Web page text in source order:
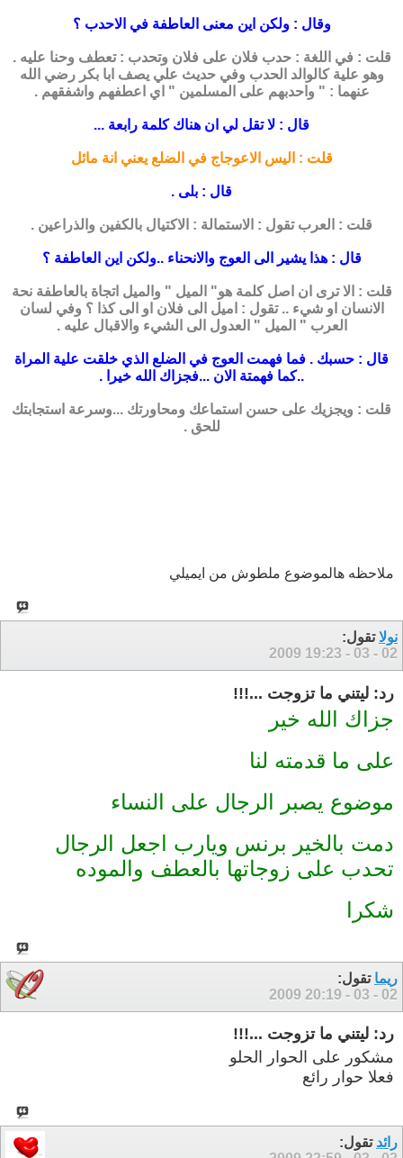
وقال : ولكن اين معنى العاطفة في الاحدب ؟
قلت : في اللغة : حدب فلان على فلان وتحدب : تعطف وحنا عليه .
وهو علية كالوالد الحدب وفي حديث علي يصف ابا بكر رضي الله
عنهما : " واحدبهم على المسلمين " اي اعطفهم واشفقهم .
قال : لا تقل لي ان هناك كلمة رابعة ...
قلت : اليس الاعوجاج في الضلع يعني انة مائل
قال : بلى .
قلت : العرب تقول : الاستمالة : الاكتيال بالكفين والذراعين .
قال : هذا يشير الى العوج والانحناء ..ولكن اين العاطفة ؟
قلت : الا ترى ان اصل كلمة هو" الميل " والميل اتجاة بالعاطفة نحة
الانسان او شيء .. تقول : اميل الى فلان او الى كذا ؟ وفي لسان
العرب " الميل " العدول الى الشيء والاقبال عليه .
قال : حسبك . فما فهمت العوج في الضلع الذي خلقت علية المراة
..كما فهمتة الان ...فجزاك الله خيرا .
قلت : ويجزيك على حسن استماعك ومحاورتك ...وسرعة استجابتك
للحق .
ملاحظه هالموضوع ملطوش من ايميلي
نولاتقول:
02 - 03 - 2009
19:23
رد: ليتني ما تزوجت ...!!!
جزاك الله خير
على ما قدمته لنا
موضوع يصبر الرجال على النساء
دمت بالخير برنس ويارب اجعل الرجال
تحدب على زوجاتها بالعطف والموده
شكرا
ريما تقول:
02 - 03 - 2009
20:19
رد: ليتني ما تزوجت ...!!!
مشكور على الحوار الحلو
فعلا حوار رائع
رائد تقول: